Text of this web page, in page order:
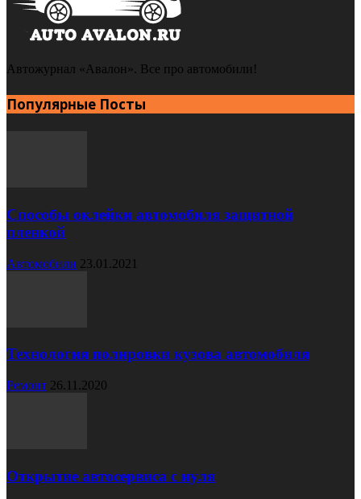
Автожурнал «Авалон». Все про автомобили!
Популярные Посты
Способы оклейки автомобиля защитной
пленкой
Автомобили 23.01.2021
Технология полировки кузова автомобиля
Ремонт 26.11.2020
Открытие автосервиса с нуля